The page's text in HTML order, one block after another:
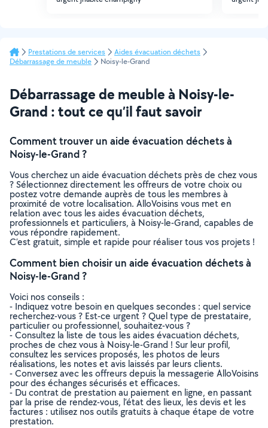
Prestations de services
Aides évacuation déchets
Débarrassage de meuble
Noisy-le-Grand
Débarrassage de meuble à Noisy-le-
Grand : tout ce qu’il faut savoir
Comment trouver un aide évacuation déchets à
Noisy-le-Grand ?
Vous cherchez un aide évacuation déchets près de chez vous
? Sélectionnez directement les offreurs de votre choix ou
postez votre demande auprès de tous les membres à
proximité de votre localisation. AlloVoisins vous met en
relation avec tous les aides évacuation déchets,
professionnels et particuliers, à Noisy-le-Grand, capables de
vous répondre rapidement.
C’est gratuit, simple et rapide pour réaliser tous vos projets !
Comment bien choisir un aide évacuation déchets à
Noisy-le-Grand ?
Voici nos conseils :
- Indiquez votre besoin en quelques secondes : quel service
recherchez-vous ? Est-ce urgent ? Quel type de prestataire,
particulier ou professionnel, souhaitez-vous ?
- Consultez la liste de tous les aides évacuation déchets,
proches de chez vous à Noisy-le-Grand ! Sur leur profil,
consultez les services proposés, les photos de leurs
réalisations, les notes et avis laissés par leurs clients.
- Conversez avec les offreurs depuis la messagerie AlloVoisins
pour des échanges sécurisés et efficaces.
- Du contrat de prestation au paiement en ligne, en passant
par la prise de rendez-vous, l’état des lieux, les devis et les
factures : utilisez nos outils gratuits à chaque étape de votre
prestation.